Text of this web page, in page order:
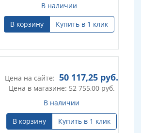
В наличии
В корзину
Купить в 1 клик
Цена на сайте: 50 117,25 руб.
Цена в магазине: 52 755,00руб.
В наличии
В корзину
Купить в 1 клик